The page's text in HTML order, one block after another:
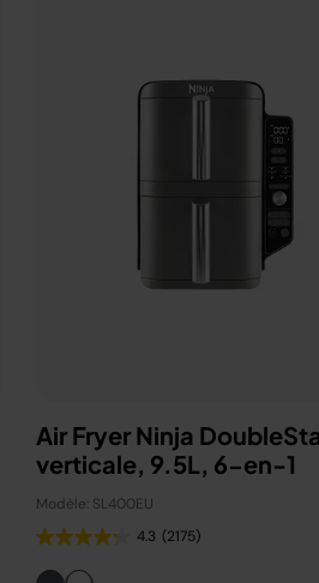
Air Fryer Ninja
verticale, 9.5L, 6-en-1
Modèle: SL400EU
4.3 (2175)